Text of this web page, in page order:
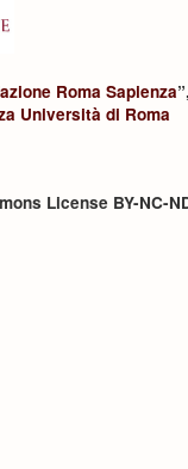
Roma Sapienza
Università di Roma
License BY-NC-